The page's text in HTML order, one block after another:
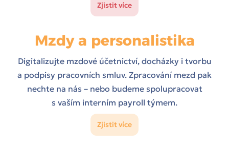
Zjistit více
Mzdy a personalistika
Digitalizujte mzdové účetnictví, docházky i tvorbu
a podpisy pracovních smluv. Zpracování mezd pak
nechte na nás – nebo budeme spolupracovat
s vaším interním payroll týmem.
Zjistit více